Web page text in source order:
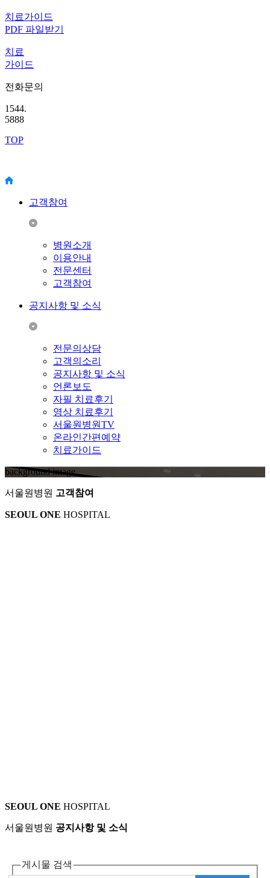
치료가이드
PDF 파일받기
치료
가이드
전화문의
1544.
5888
TOP
고객참여
병원소개
이용안내
전문센터
고객참여
공지사항 및 소식
전문의상담
고객의소리
공지사항 및 소식
언론보도
자필 치료후기
영상 치료후기
서울원병원TV
온라인간편예약
치료가이드
background image
서울원병원 고객참여
SEOUL ONE HOSPITAL
SEOUL ONE HOSPITAL
서울원병원 공지사항 및 소식
게시물 검색